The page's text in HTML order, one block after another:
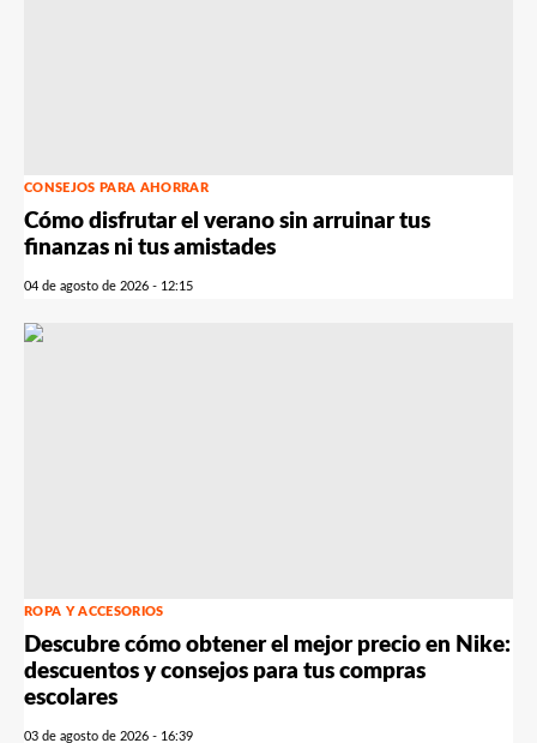
CONSEJOS PARA AHORRAR
Cómo disfrutar el verano sin arruinar tus
finanzas ni tus amistades
04 de agosto de 2026 - 12:15
ROPA Y ACCESORIOS
Descubre cómo obtener el mejor precio en Nike:
descuentos y consejos para tus compras
escolares
03 de agosto de 2026 - 16:39